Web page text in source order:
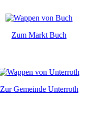
Zum Markt Buch
Zur Gemeinde Unterroth